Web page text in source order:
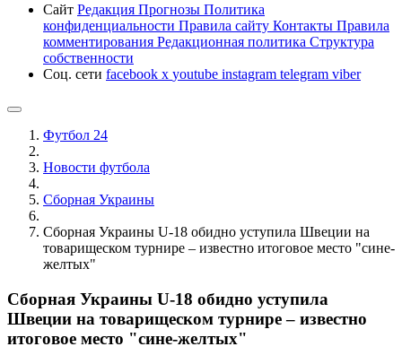
Сайт Редакция Прогнозы Политика
конфиденциальности Правила сайту Контакты Правила
комментирования Редакционная политика Структура
собственности
Соц. сети facebook x youtube instagram telegram viber
Футбол 24
Новости футбола
Сборная Украины
Сборная Украины U-18 обидно уступила Швеции на
товарищеском турнире – известно итоговое место "сине-
желтых"
Сборная Украины U-18 обидно уступила
Швеции на товарищеском турнире – известно
итоговое место "сине-желтых"